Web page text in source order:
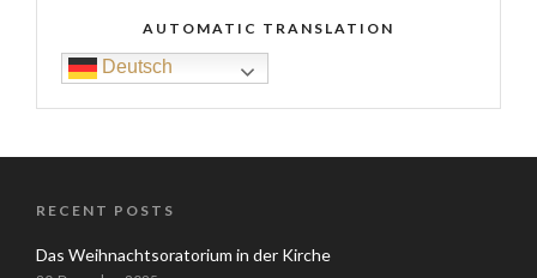
AUTOMATIC TRANSLATION
Deutsch
RECENT POSTS
Das Weihnachtsoratorium in der Kirche